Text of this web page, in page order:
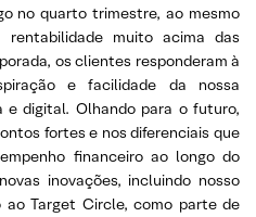
no quarto trimestre, ao mesmo
muito acima das
os clientes responderam à
e facilidade da nossa
e digital. Olhando para o futuro,
fortes e nos diferenciais que
financeiro ao longo do
inovações, incluindo nosso
ao Target Circle, como parte de